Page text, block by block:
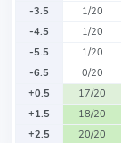
-3.5
1/20
-4.5
1/20
-5.5
1/20
-6.5
0/20
+0.5
17/20
+1.5
18/20
+2.5
20/20